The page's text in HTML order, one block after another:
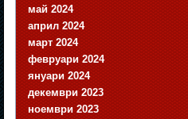
май 2024
април 2024
март 2024
февруари 2024
януари 2024
декември 2023
ноември 2023